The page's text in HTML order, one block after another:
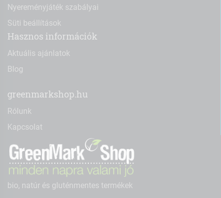
Nyereményjáték szabályai
Süti beállítások
Hasznos információk
Aktuális ajánlatok
Blog
greenmarkshop.hu
Rólunk
Kapcsolat
bio, natúr és gluténmentes termékek